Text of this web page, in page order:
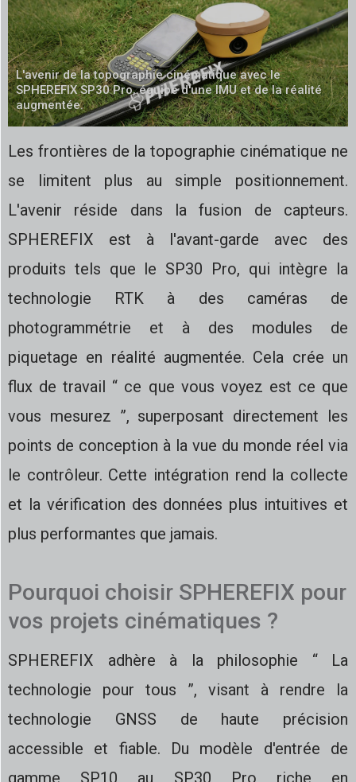
L'avenir de la topographie cinématique avec le
SPHEREFIX SP30 Pro, équipé d'une IMU et de la réalité
augmentée.
Les frontières de la topographie cinématique ne
se limitent plus au simple positionnement.
L'avenir réside dans la fusion de capteurs.
SPHEREFIX est à l'avant-garde avec des
produits tels que le SP30 Pro, qui intègre la
technologie RTK à des caméras de
photogrammétrie et à des modules de
piquetage en réalité augmentée. Cela crée un
flux de travail “ ce que vous voyez est ce que
vous mesurez ”, superposant directement les
points de conception à la vue du monde réel via
le contrôleur. Cette intégration rend la collecte
et la vérification des données plus intuitives et
plus performantes que jamais.
Pourquoi choisir SPHEREFIX pour
vos projets cinématiques ?
SPHEREFIX adhère à la philosophie “ La
technologie pour tous ”, visant à rendre la
technologie GNSS de haute précision
accessible et fiable. Du modèle d'entrée de